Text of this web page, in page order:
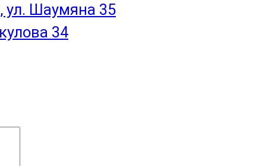
ул. Шаумяна 35
34